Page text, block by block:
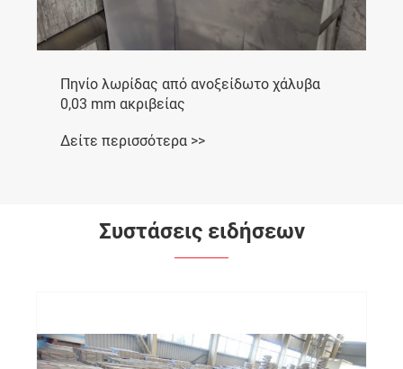
Πηνίο λωρίδας από ανοξείδωτο χάλυβα
0,03 mm ακριβείας
Δείτε περισσότερα >>
Συστάσεις ειδήσεων